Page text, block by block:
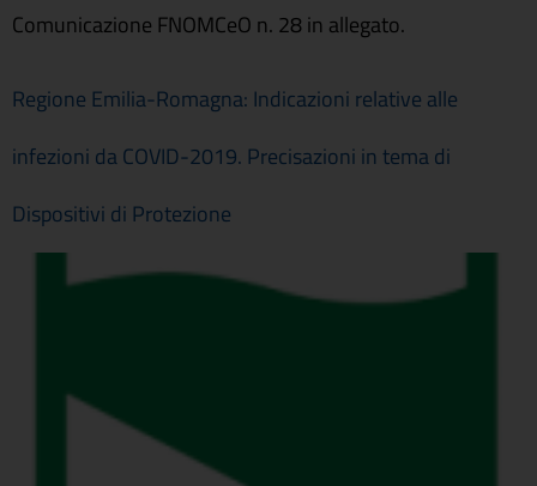
Comunicazione FNOMCeO n. 28 in allegato.
Regione Emilia-Romagna: Indicazioni relative alle
infezioni da COVID-2019. Precisazioni in tema di
Dispositivi di Protezione